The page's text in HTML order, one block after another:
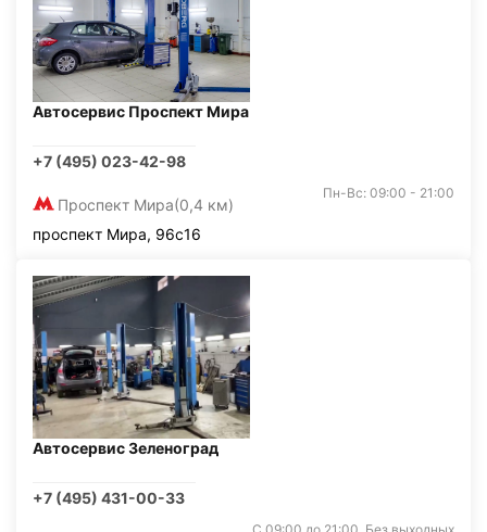
Автосервис Проспект Мира
+7 (495) 023-42-98
Проспект Мира(0,4 км)
Пн-Вс: 09:00 - 21:00
проспект Мира, 96с16
Автосервис Зеленоград
+7 (495) 431-00-33